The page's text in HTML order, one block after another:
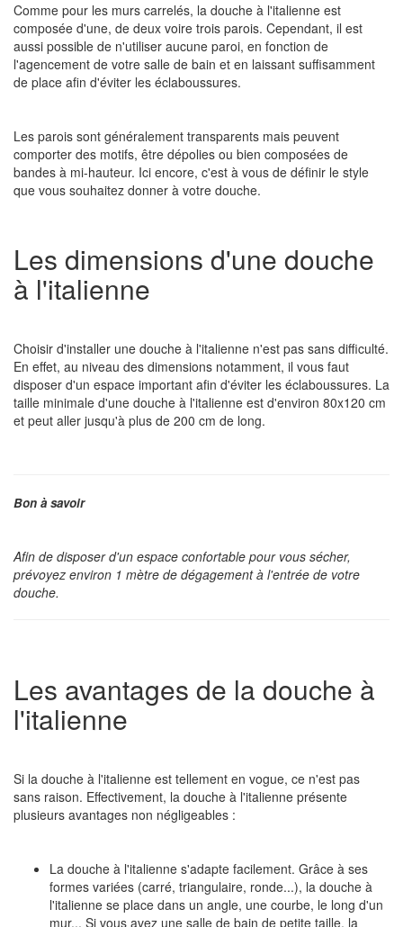
Comme pour les murs carrelés, la douche à l'italienne est
composée d'une, de deux voire trois parois. Cependant, il est
aussi possible de n'utiliser aucune paroi, en fonction de
l'agencement de votre salle de bain et en laissant suffisamment
de place afin d'éviter les éclaboussures.
Les parois sont généralement transparents mais peuvent
comporter des motifs, être dépolies ou bien composées de
bandes à mi-hauteur. Ici encore, c'est à vous de définir le style
que vous souhaitez donner à votre douche.
Les dimensions d'une douche
à l'italienne
Choisir d'installer une douche à l'italienne n'est pas sans difficulté.
En effet, au niveau des dimensions notamment, il vous faut
disposer d'un espace important afin d'éviter les éclaboussures. La
taille minimale d'une douche à l'italienne est d'environ 80x120 cm
et peut aller jusqu'à plus de 200 cm de long.
Bon à savoir
Afin de disposer d'un espace confortable pour vous sécher,
prévoyez environ 1 mètre de dégagement à l'entrée de votre
douche.
Les avantages de la douche à
l'italienne
Si la douche à l'italienne est tellement en vogue, ce n'est pas
sans raison. Effectivement, la douche à l'italienne présente
plusieurs avantages non négligeables :
La douche à l'italienne s'adapte facilement. Grâce à ses
formes variées (carré, triangulaire, ronde...), la douche à
l'italienne se place dans un angle, une courbe, le long d'un
mur... Si vous avez une salle de bain de petite taille, la